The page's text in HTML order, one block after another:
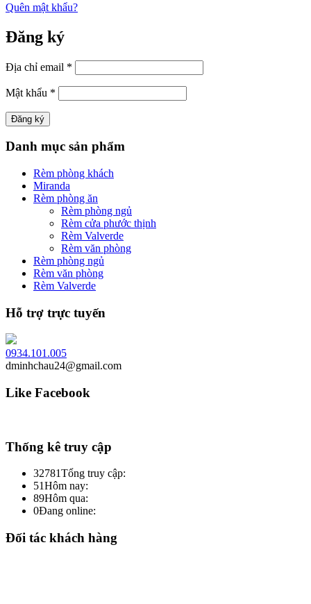
Quên mật khẩu?
Đăng ký
Địa chỉ email *
Mật khẩu *
Danh mục sản phẩm
Rèm phòng khách
Miranda
Rèm phòng ăn
Rèm phòng ngủ
Rèm cửa phước thịnh
Rèm Valverde
Rèm văn phòng
Rèm phòng ngủ
Rèm văn phòng
Rèm Valverde
Hỗ trợ trực tuyến
0934.101.005
dminhchau24@gmail.com
Like Facebook
Thống kê truy cập
32781Tổng truy cập:
51Hôm nay:
89Hôm qua:
0Đang online:
Đối tác khách hàng